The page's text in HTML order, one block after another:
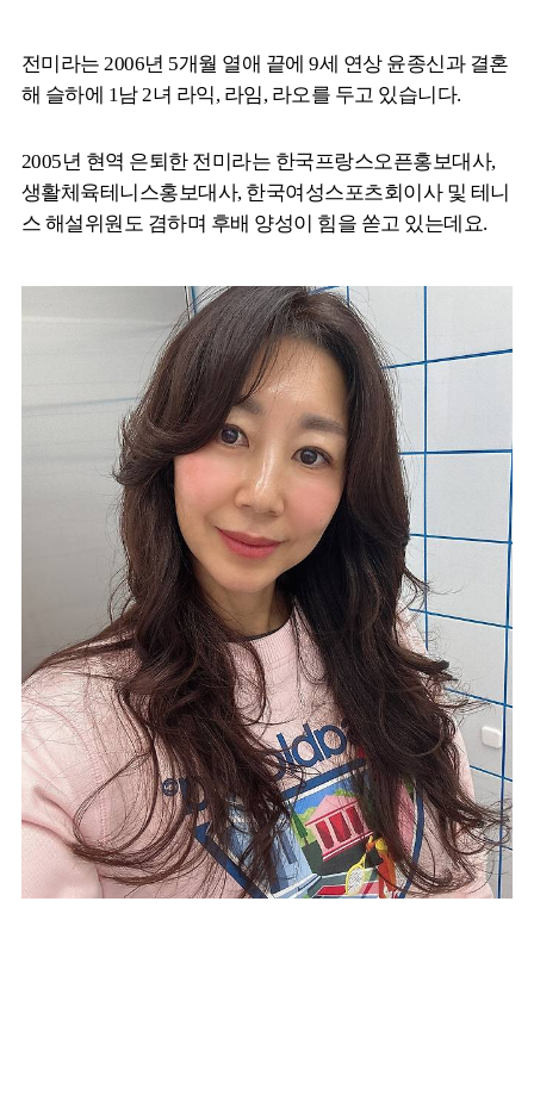
전미라는 2006년 5개월 열애 끝에 9세 연상 윤종신과 결혼
해 슬하에 1남 2녀 라익, 라임, 라오를 두고 있습니다.
2005년 현역 은퇴한 전미라는 한국프랑스오픈홍보대사,
생활체육테니스홍보대사, 한국여성스포츠회이사 및 테니
스 해설위원도 겸하며 후배 양성이 힘을 쏟고 있는데요.